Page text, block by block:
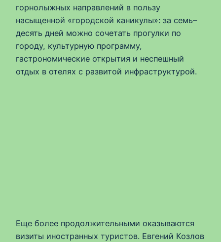
горнолыжных направлений в пользу
насыщенной «городской каникулы»: за семь–
десять дней можно сочетать прогулки по
городу, культурную программу,
гастрономические открытия и неспешный
отдых в отелях с развитой инфраструктурой.
Еще более продолжительными оказываются
визиты иностранных туристов. Евгений Козлов